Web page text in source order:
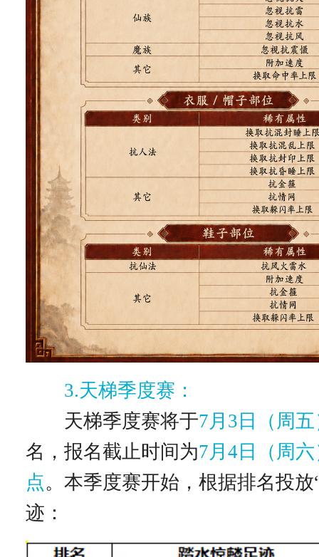
3.天梯季度赛：
天梯季度赛将于7月3日（周
名，报名截止时间为7月4日（周
点。本季度赛开始，根据排名投放
迹：